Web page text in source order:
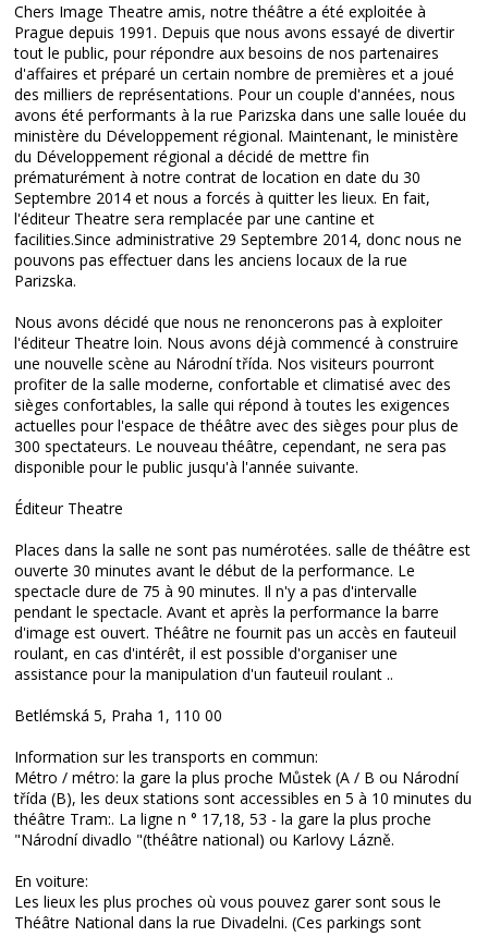
Chers Image Theatre amis, notre théâtre a été exploitée à
Prague depuis 1991. Depuis que nous avons essayé de divertir
tout le public, pour répondre aux besoins de nos partenaires
d'affaires et préparé un certain nombre de premières et a joué
des milliers de représentations. Pour un couple d'années, nous
avons été performants à la rue Parizska dans une salle louée du
ministère du Développement régional. Maintenant, le ministère
du Développement régional a décidé de mettre fin
prématurément à notre contrat de location en date du 30
Septembre 2014 et nous a forcés à quitter les lieux. En fait,
l'éditeur Theatre sera remplacée par une cantine et
facilities.Since administrative 29 Septembre 2014, donc nous ne
pouvons pas effectuer dans les anciens locaux de la rue
Parizska.
Nous avons décidé que nous ne renoncerons pas à exploiter
l'éditeur Theatre loin. Nous avons déjà commencé à construire
une nouvelle scène au Národní třída. Nos visiteurs pourront
profiter de la salle moderne, confortable et climatisé avec des
sièges confortables, la salle qui répond à toutes les exigences
actuelles pour l'espace de théâtre avec des sièges pour plus de
300 spectateurs. Le nouveau théâtre, cependant, ne sera pas
disponible pour le public jusqu'à l'année suivante.
Éditeur Theatre
Places dans la salle ne sont pas numérotées.salle de théâtre est
ouverte 30 minutes avant le début de la performance. Le
spectacle dure de 75 à 90 minutes. Il n'y a pas d'intervalle
pendant le spectacle.Avant et après la performance la barre
d'image est ouvert. Théâtre ne fournit pas un accès en fauteuil
roulant, en cas d'intérêt, il est possible d'organiser une
assistance pour la manipulation d'un fauteuil roulant ..
Betlémská 5, Praha 1, 110 00
Information sur les transports en commun:
Métro / métro: la gare la plus proche Můstek (A / B ou Národní
třída (B), les deux stations sont accessibles en 5 à 10 minutes du
théâtre Tram:. La ligne n ° 17,18, 53 - la gare la plus proche
"Národní divadlo "(théâtre national) ou Karlovy Lázně.
En voiture:
Les lieux les plus proches où vous pouvez garer sont sous le
Théâtre National dans la rue Divadelni.(Ces parkings sont